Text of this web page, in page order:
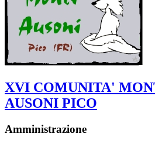
XVI COMUNITA'
AUSONI PICO
Amministrazione